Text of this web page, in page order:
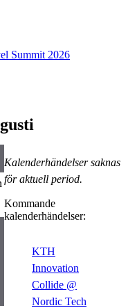
Summit 2026
Kalenderhändelser saknas
för aktuell period.
Kommande
kalenderhändelser:
KTH
Innovation
Collide @
Nordic Tech